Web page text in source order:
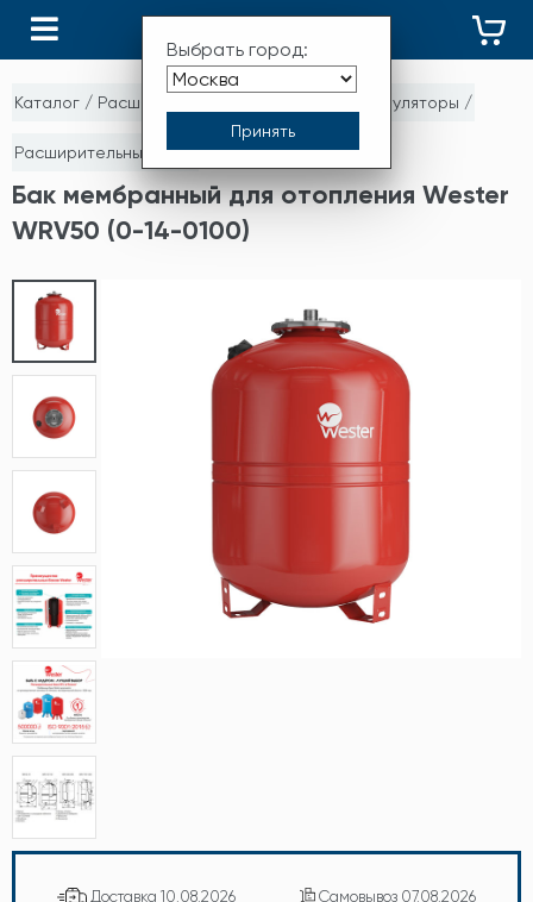
Выбрать город:
Каталог / Расширительные баки и гидроаккумуляторы /
Расширительные баки
Бак мембранный для отопления Wester
WRV50 (0-14-0100)
Доставка 10.08.2026 Самовывоз 07.08.2026